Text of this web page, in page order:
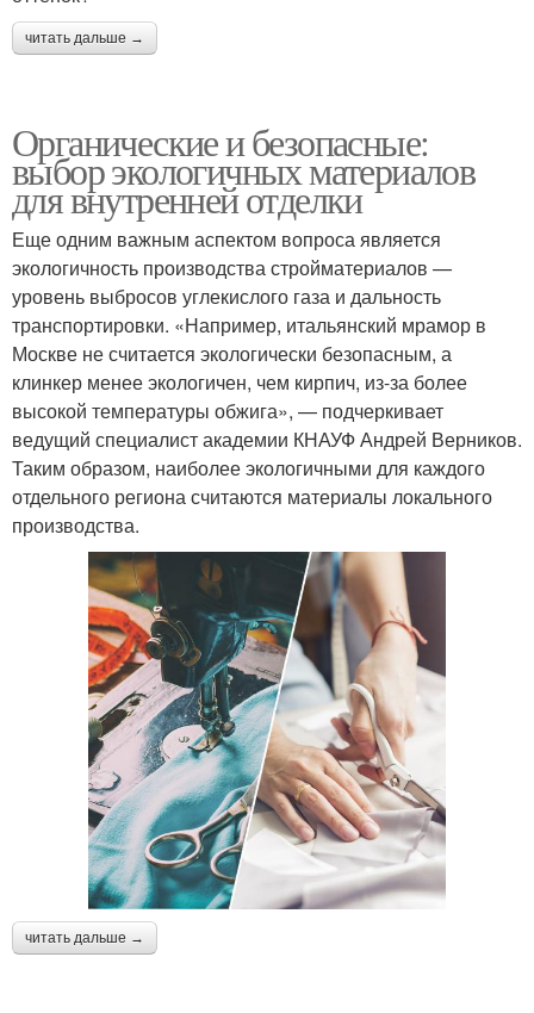
читать дальше →
Органические и безопасные:
выбор экологичных материалов
для внутренней отделки
Еще одним важным аспектом вопроса является
экологичность производства стройматериалов —
уровень выбросов углекислого газа и дальность
транспортировки. «Например, итальянский мрамор в
Москве не считается экологически безопасным, а
клинкер менее экологичен, чем кирпич, из-за более
высокой температуры обжига», — подчеркивает
ведущий специалист академии КНАУФ Андрей Верников.
Таким образом, наиболее экологичными для каждого
отдельного региона считаются материалы локального
производства.
читать дальше →